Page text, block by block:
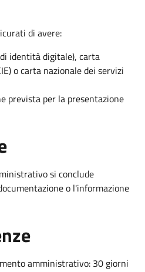
di avere:
identità digitale), carta
o carta nazionale dei servizi
prevista per la presentazione
si conclude
o l'informazione
amministrativo: 30 giorni